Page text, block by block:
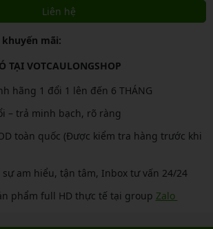
Liên hệ
mãi:
TẠI VOTCAULONGSHOP
hãng 1 đổi 1 lên đến 6 THÁNG
– trả minh bạch, rõ ràng
toàn quốc (Được kiểm tra hàng trước khi
am hiểu, tận tâm, Inbox tư vấn 24/24
phẩm full HD thực tế tại group Zalo